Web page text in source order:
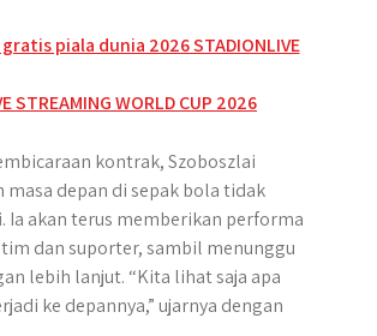
kontrak, Szoboszlai
masa depan di sepak bola tidak
Ia akan terus memberikan performa
dan suporter, sambil menunggu
lebih lanjut. “Kita lihat saja apa
ke depannya,” ujarnya dengan